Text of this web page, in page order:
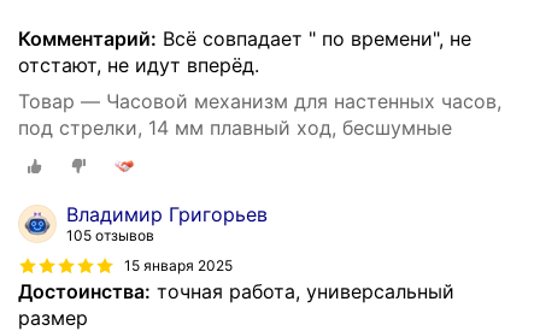
Комментарий: Всё совпадает " по времени", не
отстают, не идут вперёд.
Товар — Часовой механизм для настенных часов,
под стрелки, 14 мм плавный ход, бесшумные
Владимир Григорьев
105 отзывов
15 января 2025
Достоинства: точная работа, универсальный
размер